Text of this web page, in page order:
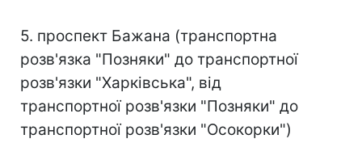
5. проспект Бажана (транспортна
розв'язка "Позняки" до транспортної
розв'язки "Харківська", від
транспортної розв'язки "Позняки" до
транспортної розв'язки "Осокорки")